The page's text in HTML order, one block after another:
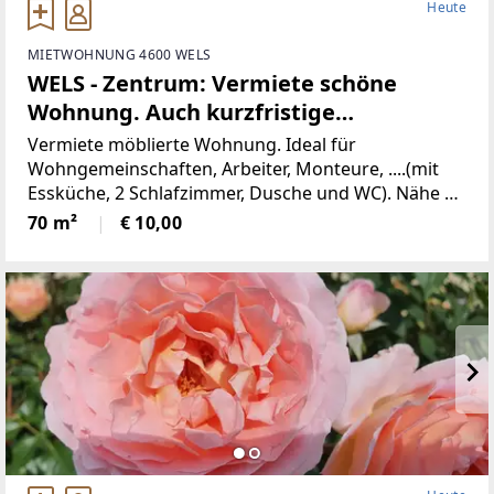
Heute
MIETWOHNUNG 4600 WELS
WELS - Zentrum: Vermiete schöne
Wohnung. Auch kurzfristige
Vermietung möglich!
Vermiete möblierte Wohnung. Ideal für
Wohngemeinschaften, Arbeiter, Monteure, ....(mit
Essküche, 2 Schlafzimmer, Dusche und WC). Nähe FH
Wels!Hier haben Sie eine ca. 70 m² gemütliche und
möblierte Altbauwohnung mit verschiedenen
70 m² € 10,00